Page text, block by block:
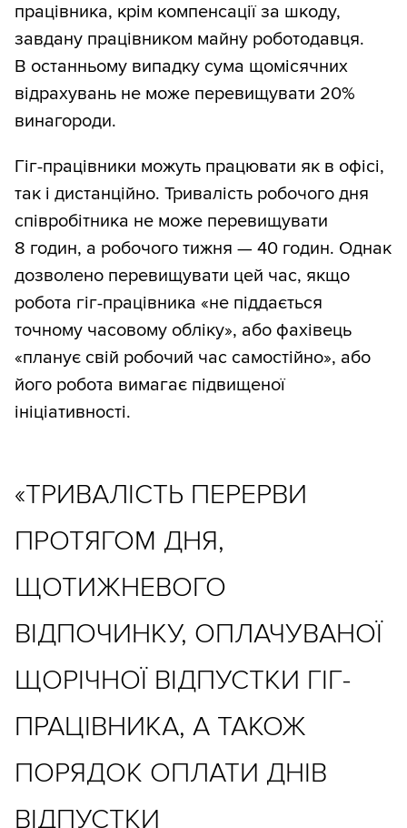
працівника, крім компенсації за шкоду,
завдану працівником майну роботодавця.
В останньому випадку сума щомісячних
відрахувань не може перевищувати 20%
винагороди.
Гіг-працівники можуть працювати як в офісі,
так і дистанційно. Тривалість робочого дня
співробітника не може перевищувати
8 годин, а робочого тижня — 40 годин. Однак
дозволено перевищувати цей час, якщо
робота гіг-працівника «не піддається
точному часовому обліку», або фахівець
«планує свій робочий час самостійно», або
його робота вимагає підвищеної
ініціативності.
«ТРИВАЛІСТЬ ПЕРЕРВИ
ПРОТЯГОМ ДНЯ,
ЩОТИЖНЕВОГО
ВІДПОЧИНКУ, ОПЛАЧУВАНОЇ
ЩОРІЧНОЇ ВІДПУСТКИ ГІГ-
ПРАЦІВНИКА, А ТАКОЖ
ПОРЯДОК ОПЛАТИ ДНІВ
ВІДПУСТКИ